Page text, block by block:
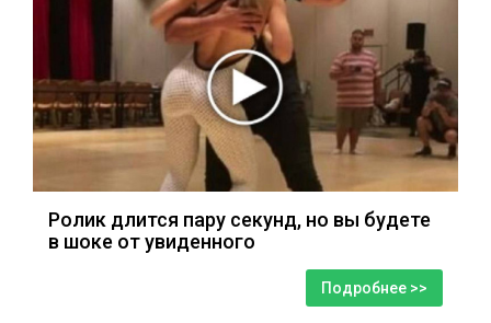
Ролик длится пару секунд, но вы будете
в шоке от увиденного
Подробнее >>